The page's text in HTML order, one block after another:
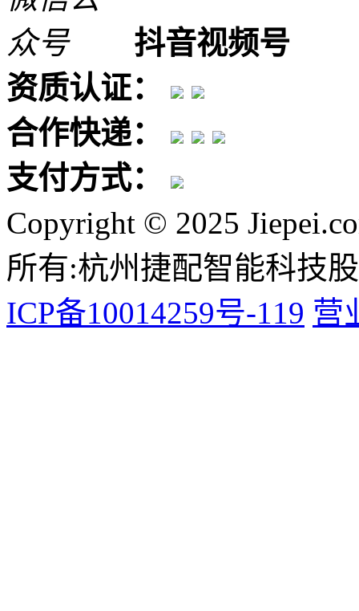
抖音视频号
资质认证：
合作快递：
支付方式：
Copyright © 2025
所有:杭州捷配智能科技
ICP备10014259号-119 营